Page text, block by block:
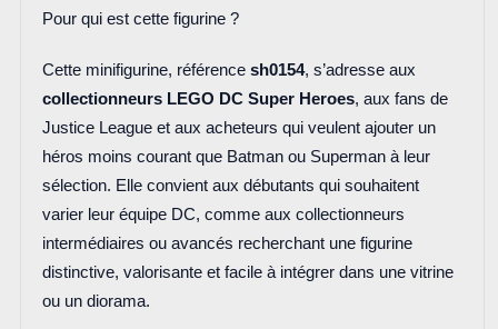
Pour qui est cette figurine ?
Cette minifigurine, référence sh0154, s’adresse aux
collectionneurs LEGO DC Super Heroes, aux fans de
Justice League et aux acheteurs qui veulent ajouter un
héros moins courant que Batman ou Superman à leur
sélection. Elle convient aux débutants qui souhaitent
varier leur équipe DC, comme aux collectionneurs
intermédiaires ou avancés recherchant une figurine
distinctive, valorisante et facile à intégrer dans une vitrine
ou un diorama.